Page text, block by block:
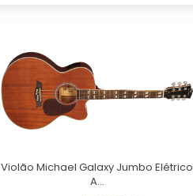
Violão Michael Galaxy Jumbo Elétrico
A...